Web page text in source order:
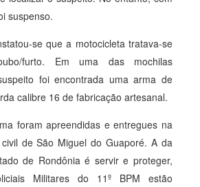
suspenso.
se que a motocicleta tratava-se
furto. Em uma das mochilas
foi encontrada uma arma de
calibre 16 de fabricação artesanal.
foram apreendidas e entregues na
de São Miguel do Guaporé. A da
de Rondônia é servir e proteger,
Militares do 11º BPM estão